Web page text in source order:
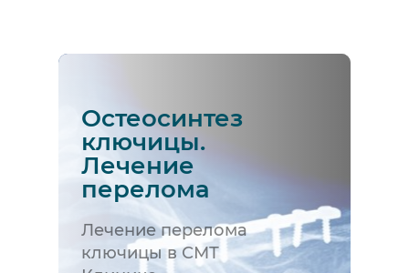
Остеосинтез
ключицы.
Лечение
перелома
Лечение перелома
ключицы в СМТ